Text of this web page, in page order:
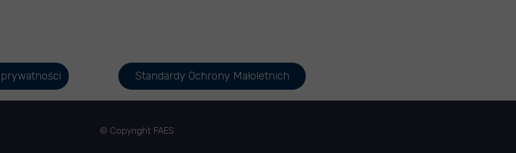
Standardy Ochrony Małoletnich
© Copyright FAES